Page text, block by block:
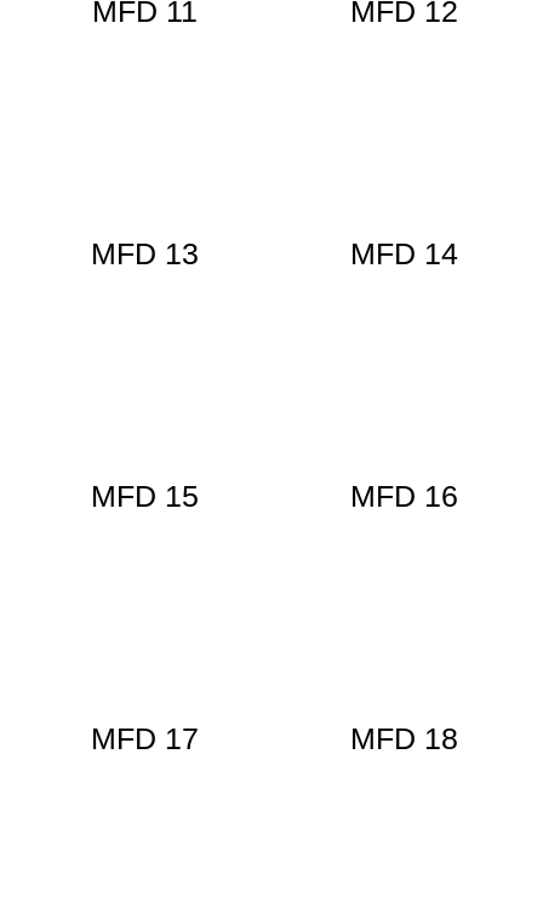
MFD 11 MFD 12
MFD 13 MFD 14
MFD 15 MFD 16
MFD 17 MFD 18